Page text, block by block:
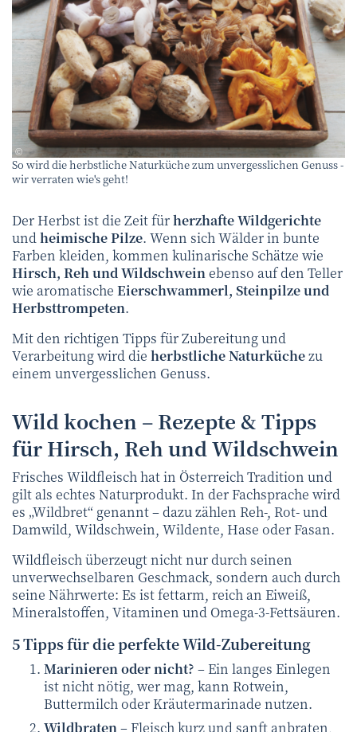
©canva
So wird die herbstliche Naturküche zum unvergesslichen Genuss -
wir verraten wie's geht!
Der Herbst ist die Zeit fürherzhafte Wildgerichte
undheimische Pilze. Wenn sich Wälder in bunte
Farben kleiden, kommen kulinarische Schätze wie
Hirsch, Reh und Wildschweinebenso auf den Teller
wie aromatische Eierschwammerl, Steinpilze und
Herbsttrompeten.
Mit den richtigen Tipps für Zubereitung und
Verarbeitung wird die herbstliche Naturküchezu
einem unvergesslichen Genuss.
Wild kochen – Rezepte & Tipps
für Hirsch, Reh und Wildschwein
Frisches Wildfleisch hat in Österreich Tradition und
gilt als echtes Naturprodukt. In der Fachsprache wird
es „Wildbret“ genannt – dazu zählen Reh-, Rot- und
Damwild, Wildschwein, Wildente, Hase oder Fasan.
Wildfleisch überzeugt nicht nur durch seinen
unverwechselbaren Geschmack, sondern auch durch
seine Nährwerte: Es ist fettarm, reich an Eiweiß,
Mineralstoffen, Vitaminen und Omega-3-Fettsäuren.
5 Tipps für die perfekte Wild-Zubereitung
Marinieren oder nicht? – Ein langes Einlegen
ist nicht nötig, wer mag, kann Rotwein,
Buttermilch oder Kräutermarinade nutzen.
Wildbraten– Fleisch kurz und sanft anbraten,